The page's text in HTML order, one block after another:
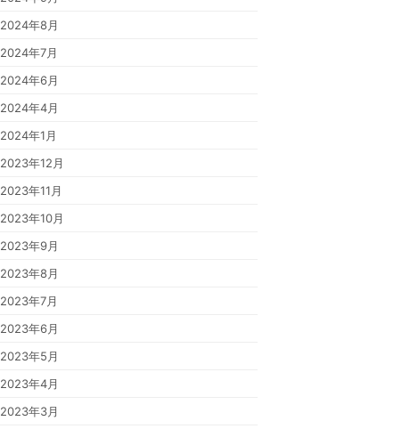
2024年8月
2024年7月
2024年6月
2024年4月
2024年1月
2023年12月
2023年11月
2023年10月
2023年9月
2023年8月
2023年7月
2023年6月
2023年5月
2023年4月
2023年3月